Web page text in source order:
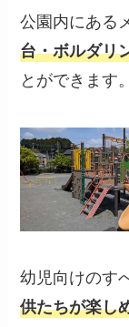
公園内にある
台・ボルダリ
とができます。
幼児向けのす
供たちが楽し